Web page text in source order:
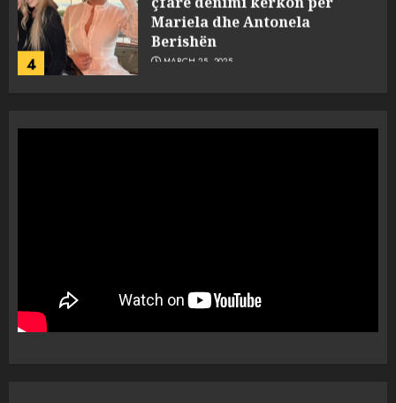
4
Mariela dhe Antonela
Berishën
MARCH 25, 2025
1
“bosen” Joana Nano për
abuzim me fondet publike dhe
pasuri të pajustifikuar